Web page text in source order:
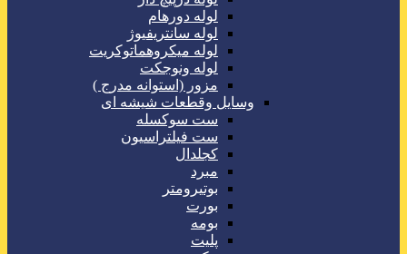
لوله دورهام
لوله سانتریفیوژ
لوله میکروهماتوکریت
لوله ونوجکت
مزور (استوانه مدرج )
وسایل وقطعات شیشه ای
ست سوکسله
ست فیلتراسیون
کجلدال
مبرد
بوتیرومتر
بورت
بومه
پلیت